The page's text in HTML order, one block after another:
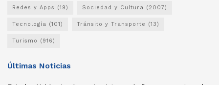
Redes y Apps (19) Sociedad y Cultura (2007)
Tecnología (101) Tránsito y Transporte (13)
Turismo (916)
Últimas Noticias